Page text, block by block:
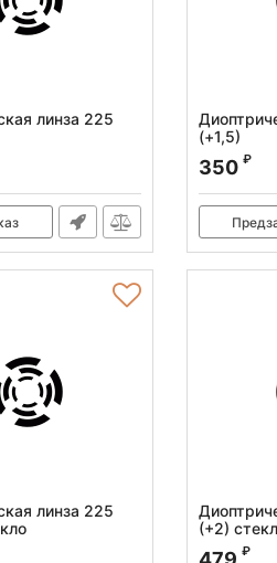
линза 225
(+1,5)
Артикул:
350 ₽
линза 225
(+2)
Артикул:
₽